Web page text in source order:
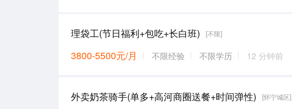
理袋工(节日福利+包吃+长白班) [不限]
3800-5500元/月 不限经验 不限学历 12 分钟前
外卖奶茶骑手(单多+高河商圈送餐+时间弹性) [怀宁城区]